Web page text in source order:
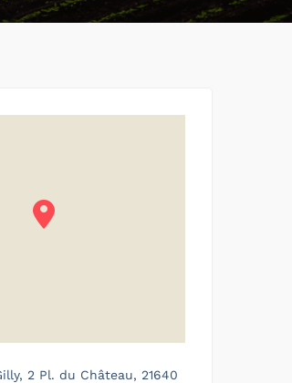
2 Pl. du Château, 21640